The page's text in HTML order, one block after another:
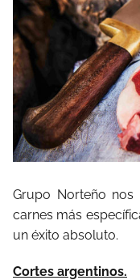
Grupo Norteño
carnes más
un éxito absoluto.
Cortes argentinos.